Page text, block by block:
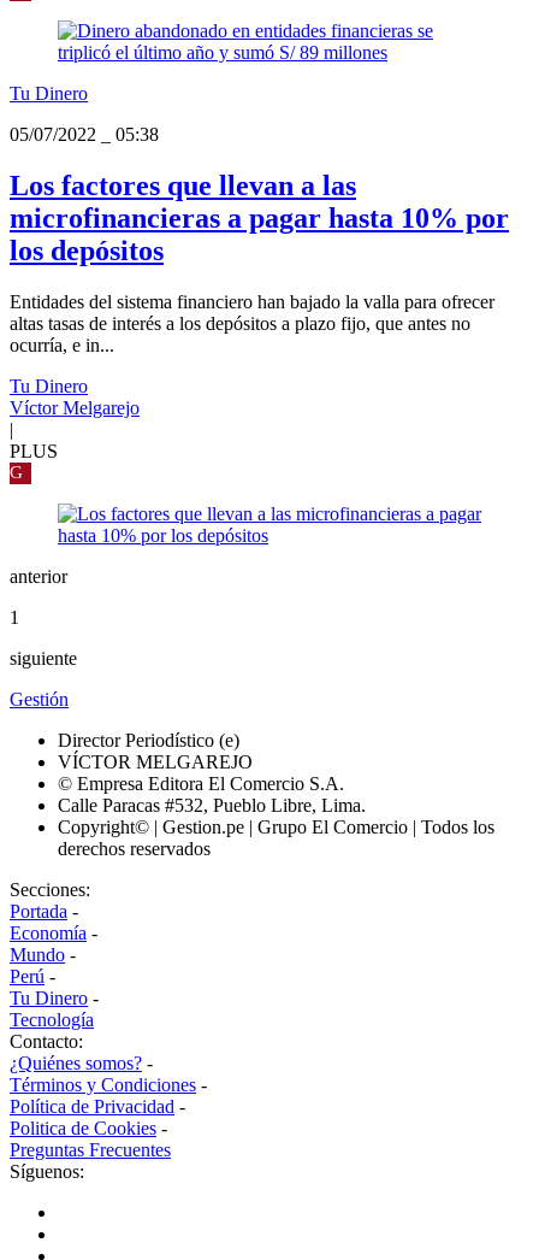
Tu Dinero
05/07/2022
05:38
Los factores que llevan a las
microfinancieras a pagar hasta 10% por
los depósitos
Entidades del sistema financiero han bajado la valla para ofrecer
altas tasas de interés a los depósitos a plazo fijo, que antes no
ocurría, e in...
Tu Dinero
Víctor Melgarejo
|
PLUS
G
anterior
1
siguiente
Gestión
Director Periodístico (e)
VÍCTOR MELGAREJO
© Empresa Editora El Comercio S.A.
Calle Paracas #532, Pueblo Libre, Lima.
Copyright© | Gestion.pe | Grupo El Comercio | Todos los
derechos reservados
Secciones:
Portada -
Economía -
Mundo -
Perú -
Tu Dinero -
Tecnología
Contacto:
¿Quiénes somos? -
Términos y Condiciones -
Política de Privacidad -
Politica de Cookies -
Preguntas Frecuentes
Síguenos: